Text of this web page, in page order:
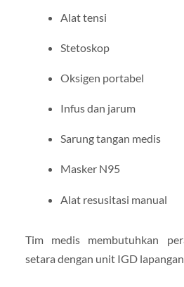
Alat tensi
Stetoskop
Oksigen portabel
Infus dan jarum
Sarung tangan medis
Masker N95
Alat resusitasi manual
Tim medis membutuhkan
setara dengan unit IGD lapangan.